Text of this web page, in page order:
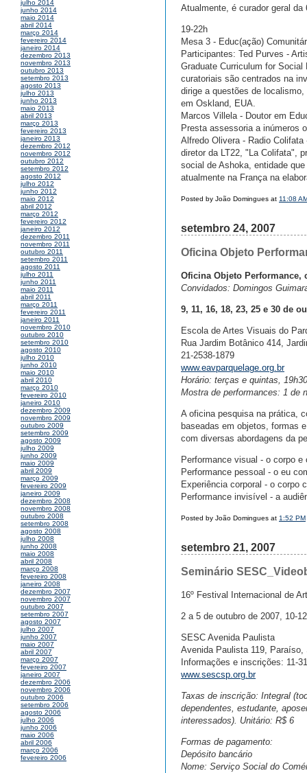
julho 2014
junho 2014
maio 2014
abril 2014
março 2014
fevereiro 2014
janeiro 2014
dezembro 2013
novembro 2013
outubro 2013
setembro 2013
agosto 2013
julho 2013
junho 2013
maio 2013
abril 2013
março 2013
fevereiro 2013
janeiro 2013
dezembro 2012
novembro 2012
outubro 2012
setembro 2012
agosto 2012
julho 2012
junho 2012
maio 2012
abril 2012
março 2012
fevereiro 2012
janeiro 2012
dezembro 2011
novembro 2011
outubro 2011
setembro 2011
agosto 2011
julho 2011
junho 2011
maio 2011
abril 2011
março 2011
fevereiro 2011
janeiro 2011
novembro 2010
outubro 2010
setembro 2010
agosto 2010
julho 2010
junho 2010
maio 2010
abril 2010
março 2010
fevereiro 2010
janeiro 2010
dezembro 2009
novembro 2009
outubro 2009
setembro 2009
agosto 2009
julho 2009
junho 2009
maio 2009
abril 2009
março 2009
fevereiro 2009
janeiro 2009
dezembro 2008
novembro 2008
outubro 2008
setembro 2008
agosto 2008
julho 2008
junho 2008
maio 2008
abril 2008
março 2008
fevereiro 2008
janeiro 2008
dezembro 2007
novembro 2007
outubro 2007
setembro 2007
agosto 2007
julho 2007
junho 2007
maio 2007
abril 2007
março 2007
fevereiro 2007
janeiro 2007
dezembro 2006
novembro 2006
outubro 2006
setembro 2006
agosto 2006
julho 2006
junho 2006
maio 2006
abril 2006
março 2006
fevereiro 2006
Atualmente, é curador geral da
19-22h
Mesa 3 - Educ(ação)
Participantes: Ted Purves -
Graduate Curriculum for
curatoriais são centrados na
dirige a questões de
em Oskland, EUA.
Marcos Villela - Doutor em
Presta assessoria a inúmeros
Alfredo Olivera - Radio
diretor da LT22, "La Colifata",
social de Ashoka, entidade
atualmente na França na
Posted by João Domingues at 11:08
setembro 24, 2007
Oficina Objeto
Oficina Objeto Performance,
Convidados: Domingos
9, 11, 16, 18, 23, 25 e 30 de
Escola de Artes Visuais do
Rua Jardim Botânico 414,
21-2538-1879
www.eavparquelage.org.br
Horário: terças e quintas,
Mostra de performances: 1 de
A oficina pesquisa na prática,
baseadas em objetos, formas
com diversas abordagens da
Performance visual - o corpo e
Performance pessoal - o eu
Experiência corporal - o corpo
Performance invisível - a
Posted by João Domingues at 1:52 PM
setembro 21, 2007
Seminário
16º Festival Internacional de
2 a 5 de outubro de 2007, 10-
SESC Avenida Paulista
Avenida Paulista 119, Paraíso,
Informações e inscrições: 11-
www.sescsp.org.br
Taxas de inscrição: Integral
dependentes, estudante,
interessados). Unitário: R$ 6
Formas de pagamento:
Depósito bancário
Nome: Serviço Social do